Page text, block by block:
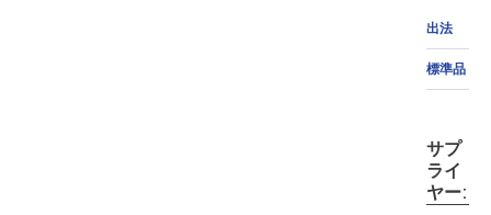
出法
標準品
サプ
ライ
ヤー: